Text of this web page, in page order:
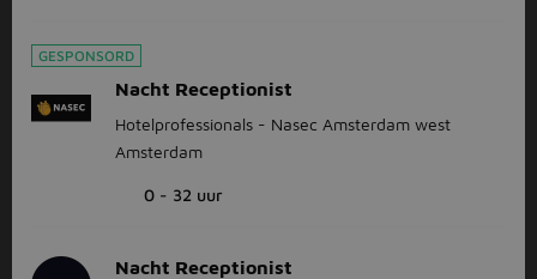
GESPONSORD
Nacht Receptionist
Hotelprofessionals - Nasec Amsterdam west
Amsterdam
0 - 32 uur
Nacht Receptionist